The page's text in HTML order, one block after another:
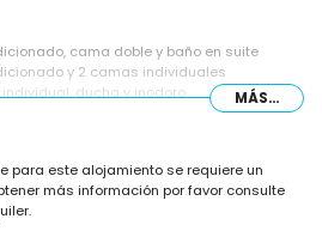
cama doble y baño en suite
y 2 camas individuales
ducha y inodoro
MÁS...
para este alojamiento se requiere un
más información por favor consulte